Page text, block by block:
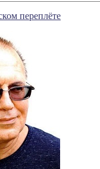
переплёте